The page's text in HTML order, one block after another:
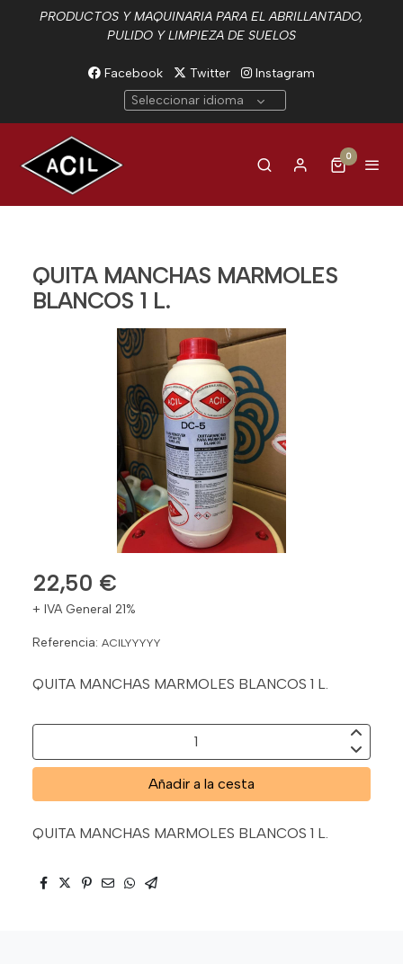
PRODUCTOS Y MAQUINARIA PARA EL ABRILLANTADO,
PULIDO Y LIMPIEZA DE SUELOS
Facebook Twitter
Instagram
Seleccionar idioma
0
QUITA MANCHAS MARMOLES
BLANCOS 1 L.
22,50 €
+ IVA General 21%
Referencia: ACILYYYYY
QUITA MANCHAS MARMOLES BLANCOS 1 L.
Añadir a la cesta
QUITA MANCHAS MARMOLES BLANCOS 1 L.